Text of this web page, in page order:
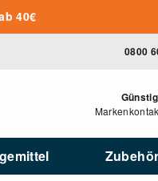
40€
0800
Zubehör